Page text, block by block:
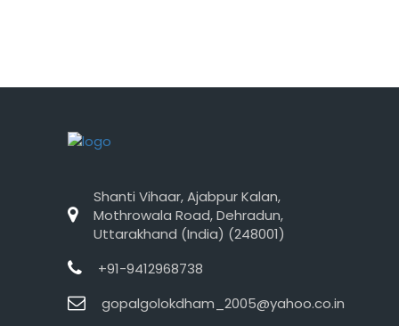
Shanti Vihaar, Ajabpur Kalan,
Mothrowala Road, Dehradun,
Uttarakhand (India) (248001)
+91-9412968738
gopalgolokdham_2005@yahoo.co.in